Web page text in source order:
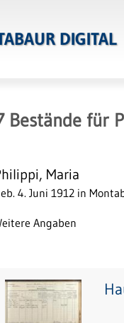
DIGITAL
Bestände für
Maria
4. Juni 1912 in
Angaben